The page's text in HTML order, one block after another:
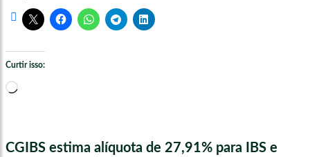
Curtir isso:
Carregando...
CGIBS estima alíquota de 27,91% para IBS e